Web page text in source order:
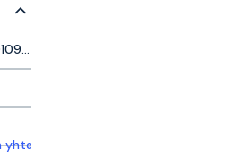
yhteyttä saadaksesi lisätietoja